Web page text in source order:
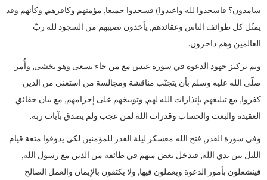
سامدون؟ فاسجدوا لله واعبدوا) فسجدوا جميعا, مؤمنهم وكافرهم, وكأنهم وفد
يمثّل كل طوائف الناس وعقائدهم, يأخذون نصيبهم من السجود لله ربّ
العالمين وهم داخرون.
وتم تركيز جهود الدعوة في سورة عبس مع من جاء يسعى وهو يخشى, وأُمر
صلّى الله عليه وسلم بأن يتجنّب مناقشة ومجالسة من استغنى من الذين
كفروا, مع تبليغهم بإنذارات الله لهم, وتوبيخهم على إجرامهم, مع بيان حقائق
العقيدة والبعث والحساب وقدرات الله لمن عجب ولم يصدق بآيات ربه.
وفي سورة القدر, فتح الله معسكر ليلة القدر للمؤمنين لكي يذوقوا متعة قيام
الليل بين يدي الله, فيدخل بعض منهم في طائفة من الذين مع رسول الله,
فينشغلون بأمور الدعوة ويعملون فيها, ولا يكتفون بالإيمان والعمل الصالح